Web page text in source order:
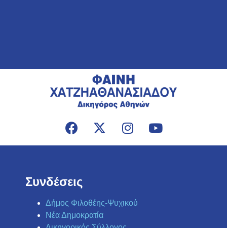
Συνδέσεις
Δήμος Φιλοθέης-Ψυχικού
Νέα Δημοκρατία